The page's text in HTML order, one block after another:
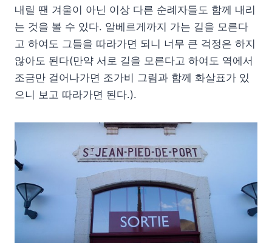
내릴 땐 겨울이 아닌 이상 다른 순례자들도 함께 내리
는 것을 볼 수 있다. 알베르게까지 가는 길을 모른다
고 하여도 그들을 따라가면 되니 너무 큰 걱정은 하지
않아도 된다(만약 서로 길을 모른다고 하여도 역에서
조금만 걸어나가면 조가비 그림과 함께 화살표가 있
으니 보고 따라가면 된다.).